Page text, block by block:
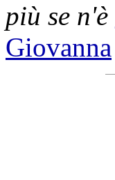
più se n'è
Giovanna